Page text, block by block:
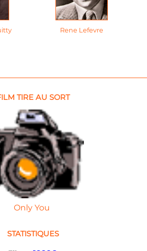
Rene Lefevre
TIRE AU SORT
Only You
STATISTIQUES